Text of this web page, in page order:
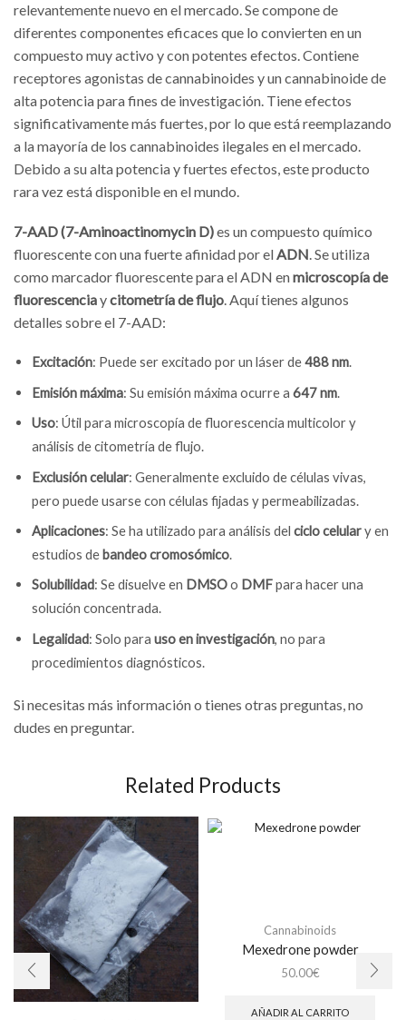
relevantemente nuevo en el mercado. Se compone de
diferentes componentes eficaces que lo convierten en un
compuesto muy activo y con potentes efectos. Contiene
receptores agonistas de cannabinoides y un cannabinoide de
alta potencia para fines de investigación. Tiene efectos
significativamente más fuertes, por lo que está reemplazando
a la mayoría de los cannabinoides ilegales en el mercado.
Debido a su alta potencia y fuertes efectos, este producto
rara vez está disponible en el mundo.
7-AAD (7-Aminoactinomycin D)es un compuesto químico
fluorescente con una fuerte afinidad por elADN. Se utiliza
como marcador fluorescente para el ADN enmicroscopía de
fluorescenciaycitometría de flujo. Aquí tienes algunos
detalles sobre el 7-AAD:
Excitación: Puede ser excitado por un láser de488 nm.
Emisión máxima: Su emisión máxima ocurre a 647 nm.
Uso: Útil para microscopía de fluorescencia multicolor y
análisis de citometría de flujo.
Exclusión celular: Generalmente excluido de células vivas,
pero puede usarse con células fijadas y permeabilizadas.
Aplicaciones: Se ha utilizado para análisis del ciclo celulary en
estudios debandeo cromosómico.
Solubilidad: Se disuelve en DMSOo DMFpara hacer una
solución concentrada.
Legalidad: Solo para uso en investigación, no para
procedimientos diagnósticos.
Si necesitas más información o tienes otras preguntas, no
dudes en preguntar.
Related Products
Cannabinoids
Mexedrone powder
50.00€
AÑADIR AL CARRITO